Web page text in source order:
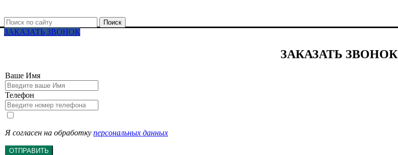
Поиск
ЗАКАЗАТЬ ЗВОНОК
ЗАКАЗАТЬ ЗВОНОК
Ваше Имя
Телефон
Я согласен на обработку персональных данных
ОТПРАВИТЬ